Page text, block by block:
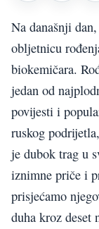
Na današnji
obljetnicu
biokemičara.
jedan od
povijesti i
ruskog
je dubok trag u
iznimne priče i
prisjećamo
duha kroz deset